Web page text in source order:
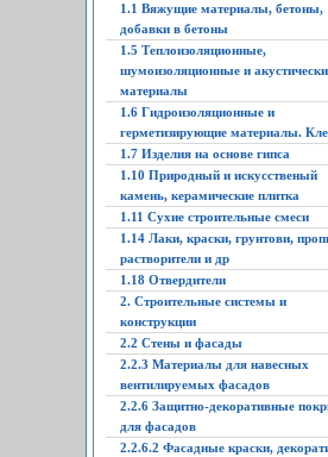
1.1 Вяжущие материалы, бетоны,
добавки в бетоны
1.5 Теплоизоляционные,
шумоизоляционные и
материалы
1.6 Гидроизоляционные и
герметизирующие материалы.
1.7 Изделия на основе гипса
1.10 Природный и искусственый
камень, керамические плитка
1.11 Сухие строительные смеси
1.14 Лаки, краски, грунтови,
растворители и др
1.18 Отвердители
2. Строительные системы и
конструкции
2.2 Стены и фасады
2.2.3 Материалы для навесных
вентилируемых фасадов
2.2.6 Защитно-декоративные
для фасадов
2.2.6.2 Фасадные краски,